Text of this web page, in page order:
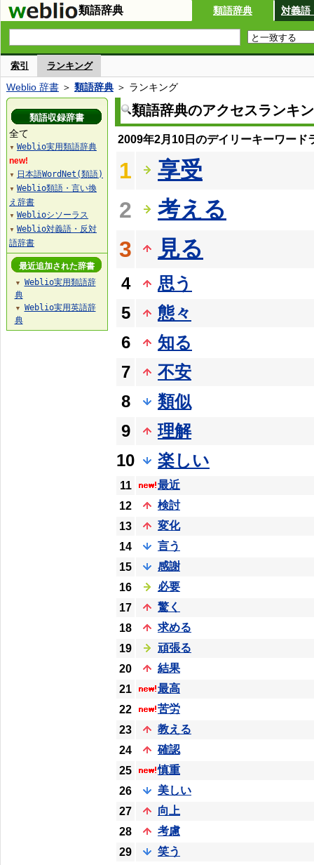
類語辞典 類語辞典 対義語
索引 ランキング
Weblio 辞書 ＞ 類語辞典 ＞ ランキング
類語辞典のアクセスランキ
2009年2月10日のデイリーキーワード
1
享受
2
考える
3
見る
4
思う
5
態々
6
知る
7
不安
8
類似
9
理解
10
楽しい
11
最近
12
検討
13
変化
14
言う
15
感謝
16
必要
17
驚く
18
求める
19
頑張る
20
結果
21
最高
22
苦労
23
教える
24
確認
25
慎重
26
美しい
27
向上
28
考慮
29
笑う
類語収録辞書
全て
▼ Weblio実用類語辞典
new!
▼ 日本語WordNet(類語)
▼ Weblio類語・言い換
え辞書
▼ Weblioシソーラス
▼ Weblio対義語・反対
語辞書
最近追加された辞書
▼
Weblio実用類語辞
典
▼
Weblio実用英語辞
典